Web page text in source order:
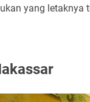
yang letaknya